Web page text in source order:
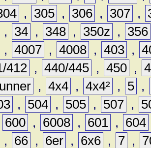
, 305 , 306 , 307 ,
, 34 , 348 , 350z ,
356
, 4007 , 4008 , 403 ,
412 , 440/445 , 450 ,
, 4x4 , 4x4² , 5 ,
, 504 , 505 , 507 ,
600 , 6008 , 601 , 604
, 66 , 6er , 6x6 , 7 ,